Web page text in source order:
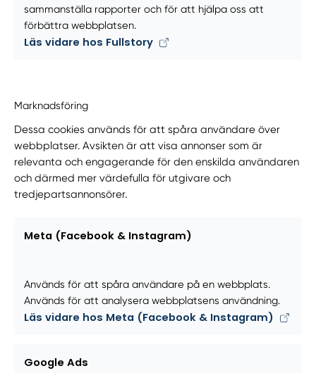
sammanställa rapporter och för att hjälpa oss att
förbättra webbplatsen.
Läs vidare hos Fullstory
Marknadsföring
Dessa cookies används för att spåra användare över
webbplatser. Avsikten är att visa annonser som är
relevanta och engagerande för den enskilda användaren
och därmed mer värdefulla för utgivare och
tredjepartsannonsörer.
Meta (Facebook & Instagram)
Används för att spåra användare på en webbplats.
Används för att analysera webbplatsens användning.
Läs vidare hos Meta (Facebook & Instagram)
Google Ads